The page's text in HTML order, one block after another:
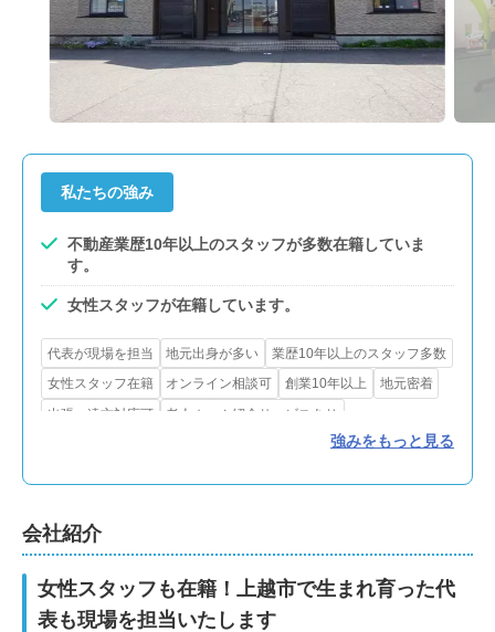
私たちの強み
不動産業歴10年以上のスタッフが多数在籍していま
す。
女性スタッフが在籍しています。
代表が現場を担当 地元出身が多い
業歴10年以上のスタッフ多数
女性スタッフ在籍
オンライン相談可 創業10年以上
地元密着
出張・遠方対応可
老人ホーム紹介サービスあり
不用品処分サービスあり強みをもっと見る
会社紹介
女性スタッフも在籍！上越市で生まれ育った代
表も現場を担当いたします